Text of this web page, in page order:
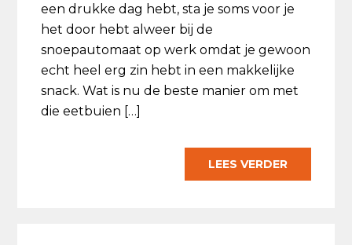
een drukke dag hebt, sta je soms voor je
het door hebt alweer bij de
snoepautomaat op werk omdat je gewoon
echt heel erg zin hebt in een makkelijke
snack. Wat is nu de beste manier om met
die eetbuien […]
LEES VERDER